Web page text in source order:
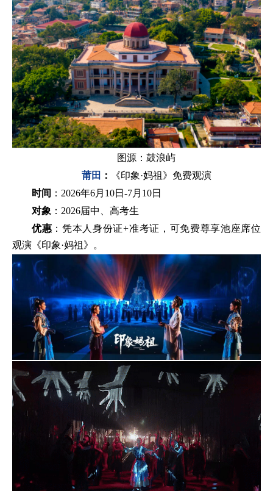
图源：鼓浪屿
莆田 ：
《印象·妈祖》免费观演
时间 ：2026年6月10日-7月10日
对象 ：2026届中、高考生
优惠 ：凭本人身份证+准考证，可免费尊享池座席位
观演《印象·妈祖》。